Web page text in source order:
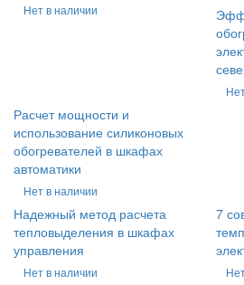
Нет в наличии
Расчет мощности и
использование силиконовых
обогревателей в шкафах
автоматики
Нет в наличии
Надежный метод расчета
тепловыделения в шкафах
управления
Нет в наличии
7